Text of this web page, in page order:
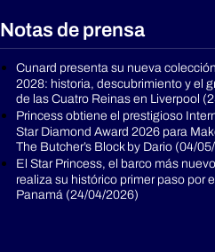
Notas de prensa
Cunard presenta su nueva
2028: historia, descubrimiento y el
de las Cuatro Reinas en Liverpool
Princess obtiene el prestigioso
Star Diamond Award 2026 para
The Butcher’s Block by Dario (04/
El Star Princess, el barco más
realiza su histórico primer paso por
Panamá (24/04/2026)